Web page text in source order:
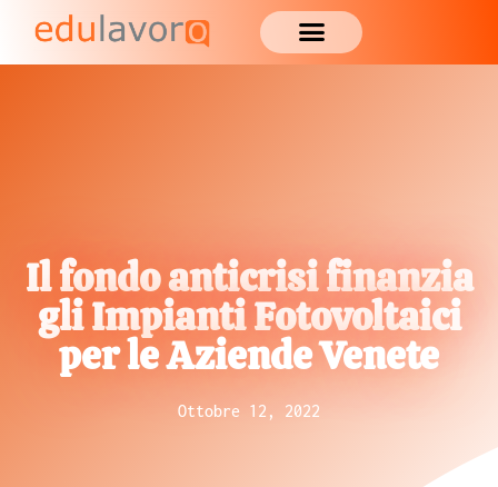
Il fondo anticrisi finanzia
gli Impianti Fotovoltaici
per le Aziende Venete
Ottobre 12, 2022